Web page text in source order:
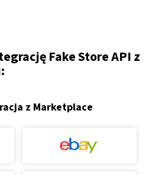
Fake Store API z
z Marketplace